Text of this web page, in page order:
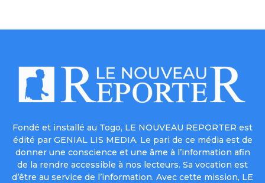
Fondé et installé au Togo, LE NOUVEAU REPORTER est
édité par GENIAL LIS MEDIA. Le pari de ce média est de
donner une conscience et une âme à l’information afin
de la rendre accessible à nos lecteurs. Sa vocation est
d’être au service de l’information. Avec cette mission, LE